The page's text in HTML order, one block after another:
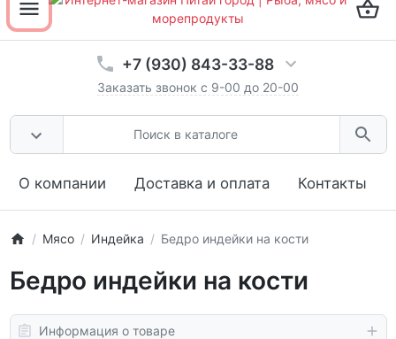
+7 (930) 843-33-88
Заказать звонок с 9-00 до 20-00
О компании Доставка и оплата Контакты
Мясо Индейка Бедро индейки на кости
Бедро индейки на кости
Информация о товаре